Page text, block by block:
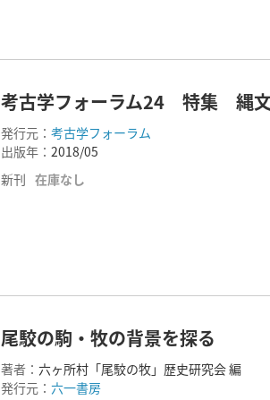
考古学フォーラム24 特集 縄文
発行元： 考古学フォーラム
出版年： 2018/05
新刊 在庫なし
尾駮の駒・牧の背景を探る
著者： 六ヶ所村「尾駮の牧」歴史研究会 編
発行元： 六一書房